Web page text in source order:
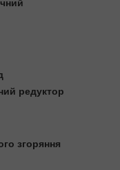
редуктор
згоряння